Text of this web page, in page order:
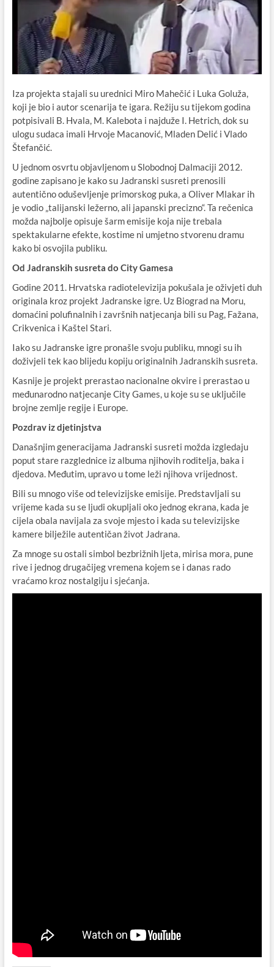
Iza projekta stajali su urednici Miro Mahečić i Luka Goluža,
koji je bio i autor scenarija te igara. Režiju su tijekom godina
potpisivali B. Hvala, M. Kalebota i najduže I. Hetrich, dok su
ulogu sudaca imali Hrvoje Macanović, Mladen Delić i Vlado
Štefančić.
U jednom osvrtu objavljenom u Slobodnoj Dalmaciji 2012.
godine zapisano je kako su Jadranski susreti prenosili
autentično oduševljenje primorskog puka, a Oliver Mlakar ih
je vodio „talijanski ležerno, ali japanski precizno“. Ta rečenica
možda najbolje opisuje šarm emisije koja nije trebala
spektakularne efekte, kostime ni umjetno stvorenu dramu
kako bi osvojila publiku.
Od Jadranskih susreta do City Gamesa
Godine 2011. Hrvatska radiotelevizija pokušala je oživjeti duh
originala kroz projekt Jadranske igre. Uz Biograd na Moru,
domaćini polufinalnih i završnih natjecanja bili su Pag, Fažana,
Crikvenica i Kaštel Stari.
Iako su Jadranske igre pronašle svoju publiku, mnogi su ih
doživjeli tek kao blijedu kopiju originalnih Jadranskih susreta.
Kasnije je projekt prerastao nacionalne okvire i prerastao u
međunarodno natjecanje City Games, u koje su se uključile
brojne zemlje regije i Europe.
Pozdrav iz djetinjstva
Današnjim generacijama Jadranski susreti možda izgledaju
poput stare razglednice iz albuma njihovih roditelja, baka i
djedova. Međutim, upravo u tome leži njihova vrijednost.
Bili su mnogo više od televizijske emisije. Predstavljali su
vrijeme kada su se ljudi okupljali oko jednog ekrana, kada je
cijela obala navijala za svoje mjesto i kada su televizijske
kamere bilježile autentičan život Jadrana.
Za mnoge su ostali simbol bezbrižnih ljeta, mirisa mora, pune
rive i jednog drugačijeg vremena kojem se i danas rado
vraćamo kroz nostalgiju i sjećanja.